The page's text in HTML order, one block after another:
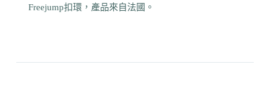
Freejump扣環，產品來自法國。